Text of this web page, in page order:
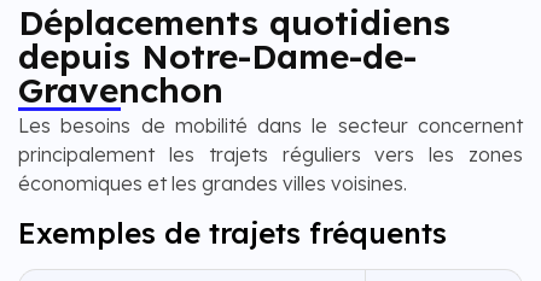
Déplacements quotidiens
depuis Notre-Dame-de-
Gravenchon
Les besoins de mobilité dans le secteur concernent
principalement les trajets réguliers vers les zones
économiques et les grandes villes voisines.
Exemples de trajets fréquents